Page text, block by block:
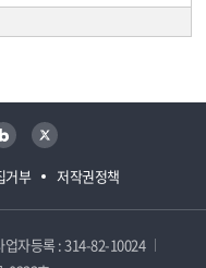
거부 저작권정책
블로그 트위터
업자등록 : 314-82-10024